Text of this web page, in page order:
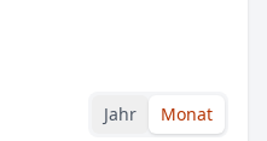
Jahr Monat